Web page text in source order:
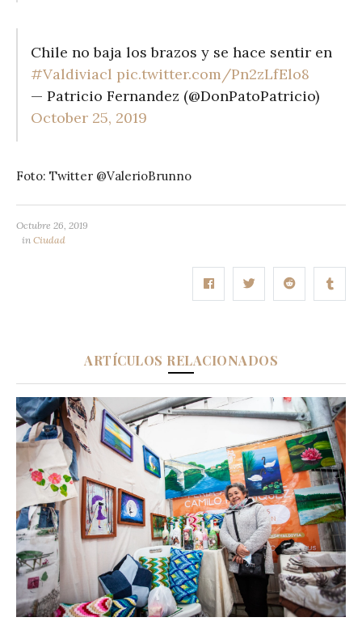
Chile no baja los brazos y se hace sentir en
#Valdiviacl pic.twitter.com/Pn2zLfElo8
— Patricio Fernandez (@DonPatoPatricio)
October 25, 2019
Foto: Twitter @ValerioBrunno
Octubre 26, 2019
in Ciudad
ARTÍCULOS RELACIONADOS